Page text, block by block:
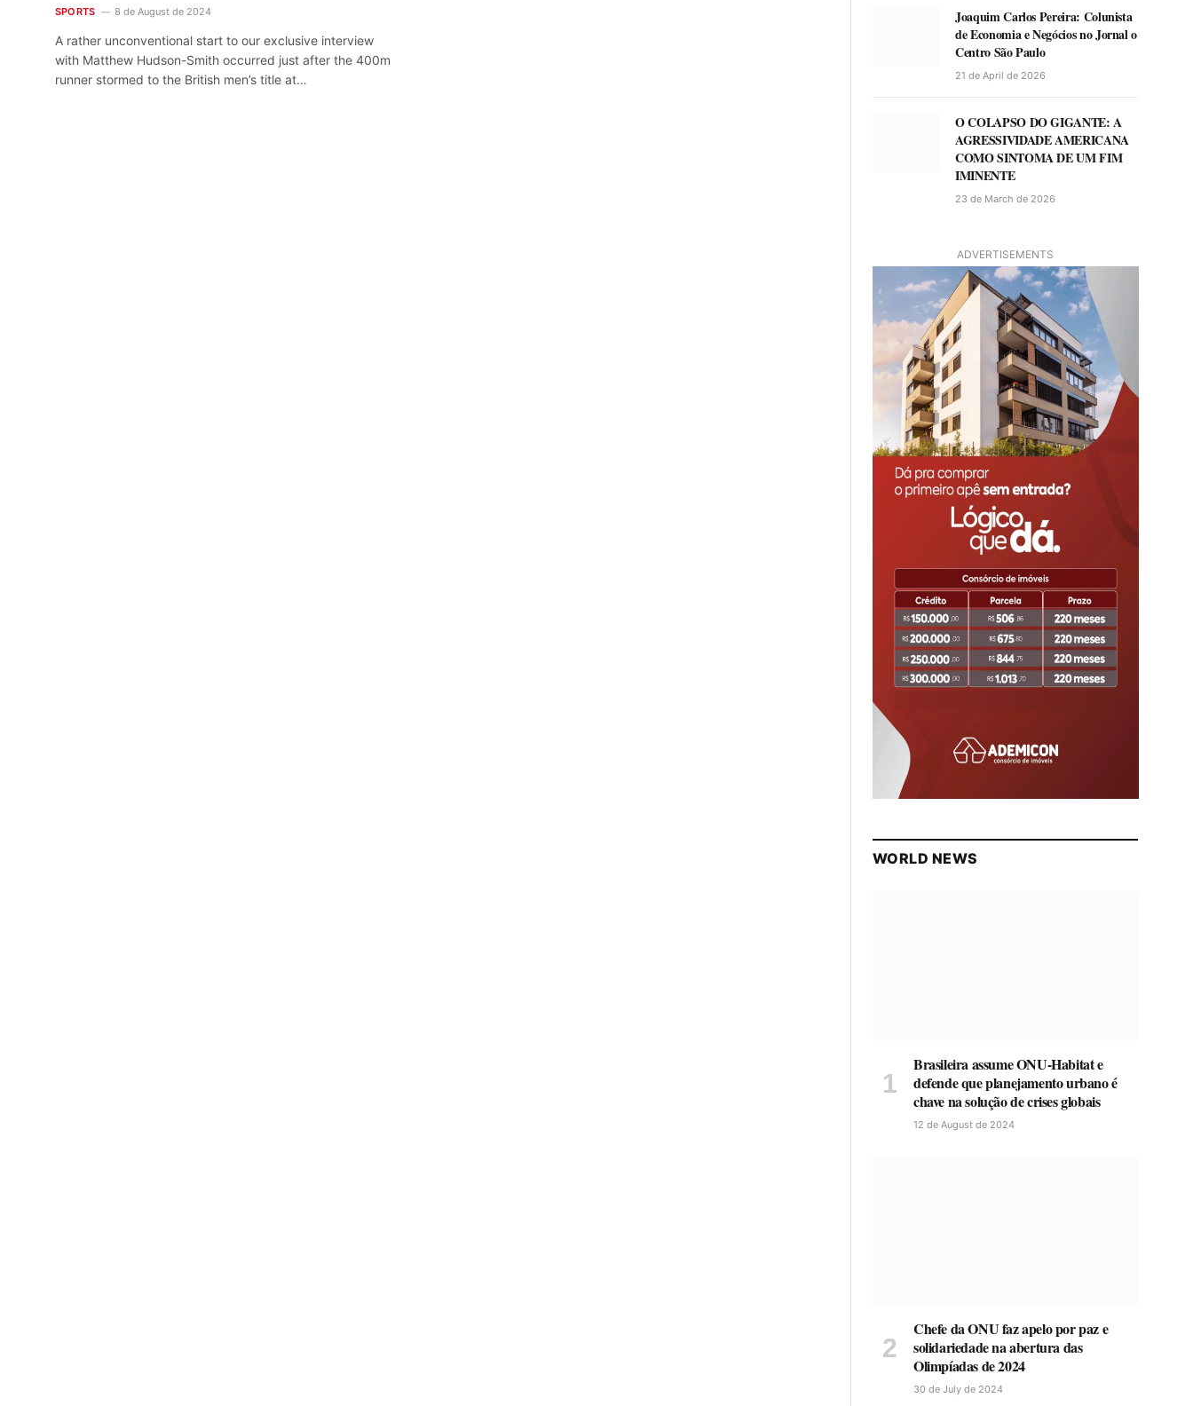
SPORTS 8 de August de 2024
A rather unconventional start to our exclusive interview
with Matthew Hudson-Smith occurred just after the 400m
runner stormed to the British men’s title at…
Joaquim Carlos Pereira: Colunista
de Economia e Negócios no Jornal o
Centro São Paulo
21 de April de 2026
O COLAPSO DO GIGANTE: A
AGRESSIVIDADE AMERICANA
COMO SINTOMA DE UM FIM
IMINENTE
23 de March de 2026
ADVERTISEMENTS
WORLD NEWS
Brasileira assume ONU-Habitat e
defende que planejamento urbano é
chave na solução de crises globais
12 de August de 2024
Chefe da ONU faz apelo por paz e
solidariedade na abertura das
Olimpíadas de 2024
30 de July de 2024